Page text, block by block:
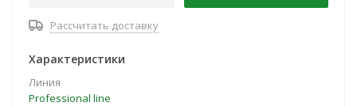
Рассчитать доставку
Характеристики
Линия
Professional line